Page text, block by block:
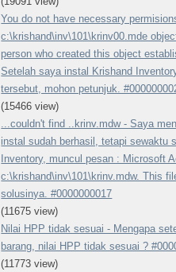
You do not have necessary
c:\krishand\inv\101\krinv00.mde
person who created this object
Setelah saya instal Krishand
tersebut, mohon petunjuk.
(15466 view)
...couldn't find ..krinv.mdw - Saya
instal sudah berhasil, tetapi sewaktu
Inventory, muncul pesan : Microsoft
c:\krishand\inv\101\krinv.mdw. This
solusinya. #0000000017
(11675 view)
Nilai HPP tidak sesuai - Mengapa
barang, nilai HPP tidak sesuai ?
(11773 view)